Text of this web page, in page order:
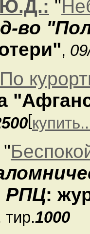
Ю.Д.: "
во
,
По
[
"
РПЦ:
тир.1000